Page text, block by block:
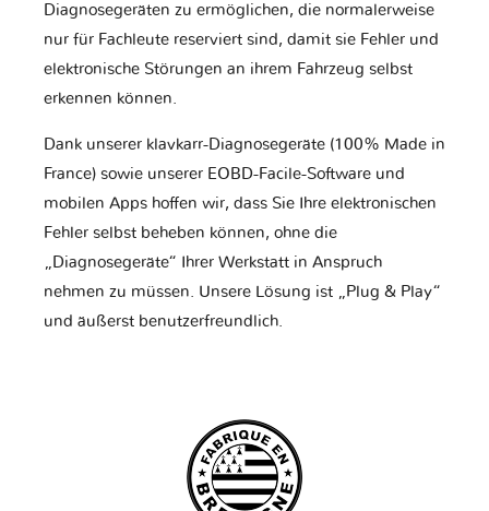
Diagnosegeräten zu ermöglichen, die normalerweise
nur für Fachleute reserviert sind, damit sie Fehler und
elektronische Störungen an ihrem Fahrzeug selbst
erkennen können.
Dank unserer klavkarr-Diagnosegeräte (100% Made in
France) sowie unserer EOBD-Facile-Software und
mobilen Apps hoffen wir, dass Sie Ihre elektronischen
Fehler selbst beheben können, ohne die
„Diagnosegeräte“ Ihrer Werkstatt in Anspruch
nehmen zu müssen. Unsere Lösung ist „Plug & Play“
und äußerst benutzerfreundlich.